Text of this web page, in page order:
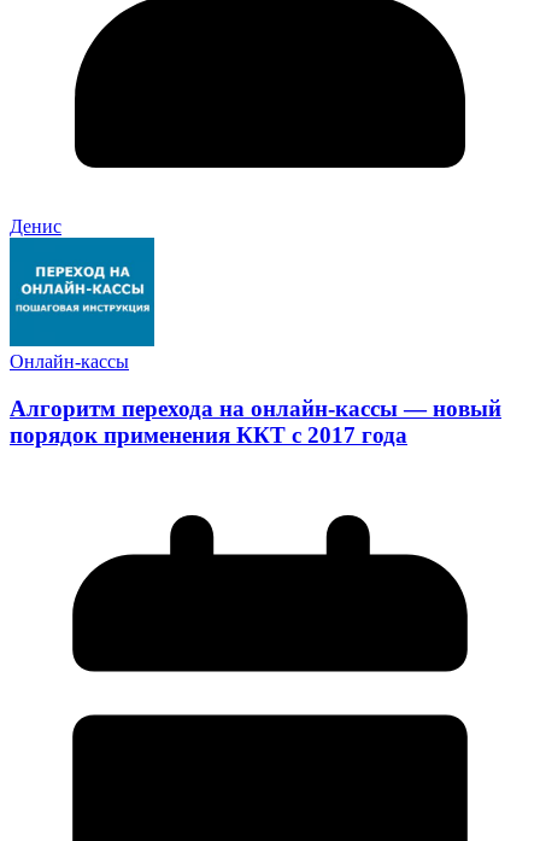
Денис
Онлайн-кассы
Алгоритм перехода на онлайн-кассы — новый
порядок применения ККТ с 2017 года